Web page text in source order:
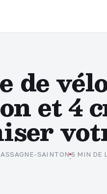
de
et 4
SAINTON
·
6 MIN DE